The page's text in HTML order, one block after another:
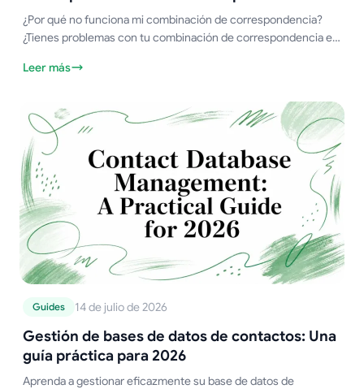
¿Por qué no funciona mi combinación de correspondencia?
¿Tienes problemas con tu combinación de correspondencia en
complemento Mail Merge for Gmail.
Leer más
Guides 14 de julio de 2026
Gestión de bases de datos de contactos: Una
guía práctica para 2026
Aprenda a gestionar eficazmente su base de datos de